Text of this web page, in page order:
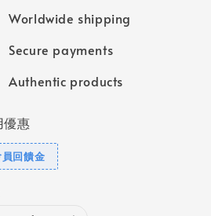
Worldwide shipping
Secure payments
Authentic products
優惠
回饋金